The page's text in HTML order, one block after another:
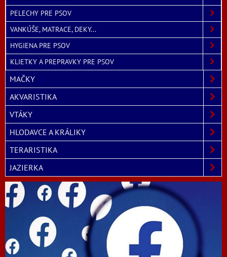
PELECHY PRE PSOV
VANKÚŠE, MATRACE, DEKY...
HYGIENA PRE PSOV
KLIETKY A PREPRAVKY PRE PSOV
MAČKY
AKVARISTIKA
VTÁKY
HLODAVCE A KRÁLIKY
TERARISTIKA
JAZIERKA